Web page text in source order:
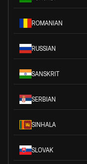
ROMANIAN
RUSSIAN
SANSKRIT
SERBIAN
SINHALA
SLOVAK